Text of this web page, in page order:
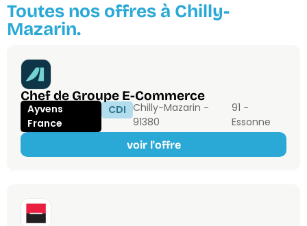
Toutes nos offres à Chilly-
Mazarin.
Chef de Groupe E-Commerce
Ayvens
France
CDI Chilly-Mazarin -
91380
91 -
Essonne
voir l'offre